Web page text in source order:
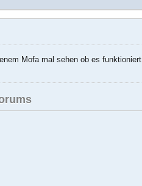
Mofa mal sehen ob es funktioniert